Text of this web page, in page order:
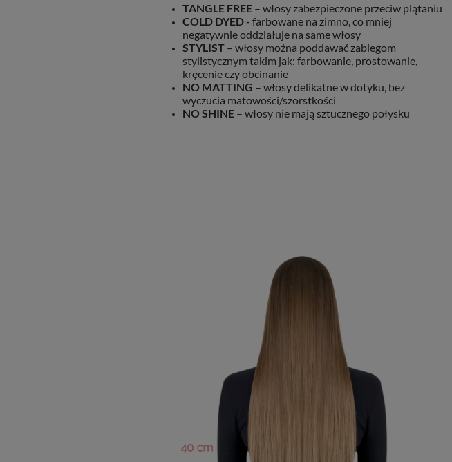
TANGLE FREE – włosy zabezpieczone przeciw plątaniu
COLD DYED - farbowane na zimno, co mniej
negatywnie oddziałuje na same włosy
STYLIST – włosy można poddawać zabiegom
stylistycznym takim jak: farbowanie, prostowanie,
kręcenie czy obcinanie
NO MATTING – włosy delikatne w dotyku, bez
wyczucia matowości/szorstkości
NO SHINE – włosy nie mają sztucznego połysku